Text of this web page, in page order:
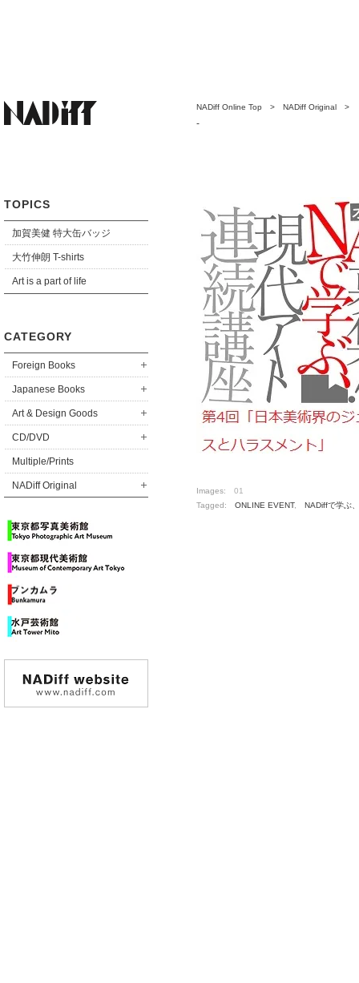
TOPICS
加賀美健 特大缶バッジ
大竹伸朗 T-shirts
Art is a part of life
CATEGORY
Foreign Books
Japanese Books
Art & Design Goods
CD/DVD
Multiple/Prints
NADiff Original
NADiff Online Top > NADiff Original > 【
-
Images: 01
Tagged: ONLINE EVENT, NADiffで学ぶ